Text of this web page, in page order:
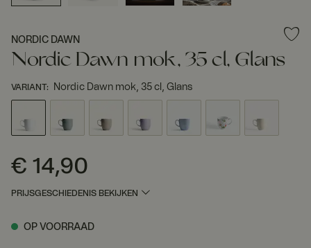
NORDIC DAWN
Nordic Dawn mok, 35 cl, Glans
VARIANT: Nordic Dawn mok, 35 cl, Glans
Prijs: € 14,90
€ 14,90
PRIJSGESCHIEDENIS BEKIJKEN
OP VOORRAAD